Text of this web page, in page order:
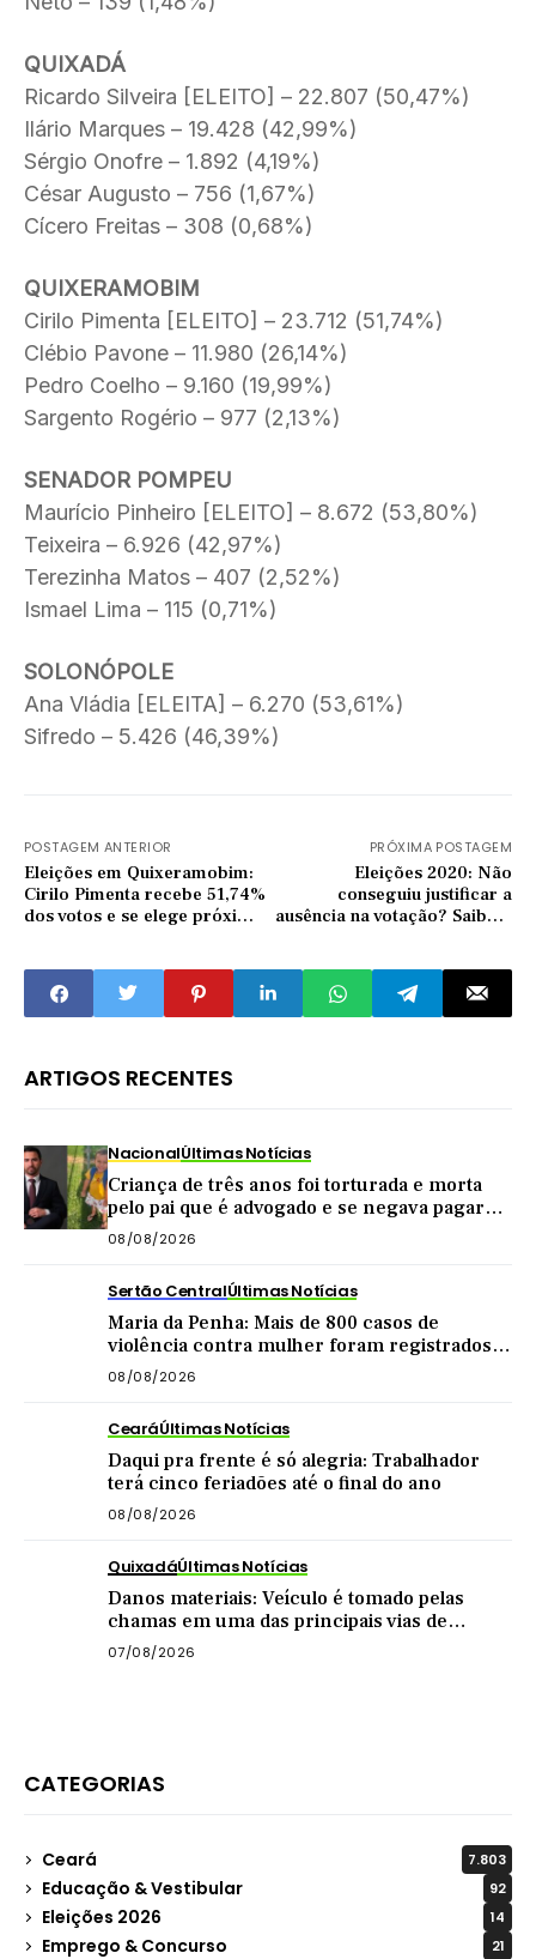
QUIXADÁ
Ricardo Silveira [ELEITO] – 22.807 (50,47%)
Ilário Marques – 19.428 (42,99%)
Sérgio Onofre – 1.892 (4,19%)
César Augusto – 756 (1,67%)
Cícero Freitas – 308 (0,68%)
QUIXERAMOBIM
Cirilo Pimenta [ELEITO] – 23.712 (51,74%)
Clébio Pavone – 11.980 (26,14%)
Pedro Coelho – 9.160 (19,99%)
Sargento Rogério – 977 (2,13%)
SENADOR POMPEU
Maurício Pinheiro [ELEITO] – 8.672 (53,80%)
Teixeira – 6.926 (42,97%)
Terezinha Matos – 407 (2,52%)
Ismael Lima – 115 (0,71%)
SOLONÓPOLE
Ana Vládia [ELEITA] – 6.270 (53,61%)
Sifredo – 5.426 (46,39%)
POSTAGEM ANTERIOR
Eleições em Quixeramobim:
Cirilo Pimenta recebe 51,74%
dos votos e se elege próximo
PRÓXIMA POSTAGEM
Eleições 2020: Não
conseguiu justificar a
ausência na votação? Saiba o
ARTIGOS RECENTES
NacionalÚltimas Notícias
Criança de três anos foi torturada e morta
pelo pai que é advogado e se negava pagar
pensão
08/08/2026
Sertão CentralÚltimas Notícias
Maria da Penha: Mais de 800 casos de
violência contra mulher foram registrados
no Sertão Central este ano
08/08/2026
CearáÚltimas Notícias
Daqui pra frente é só alegria: Trabalhador
terá cinco feriadões até o final do ano
08/08/2026
QuixadáÚltimas Notícias
Danos materiais: Veículo é tomado pelas
chamas em uma das principais vias de
Quixadá
07/08/2026
CATEGORIAS
Ceará 7.803
Educação & Vestibular 92
Eleições 2026 14
Emprego & Concurso 21